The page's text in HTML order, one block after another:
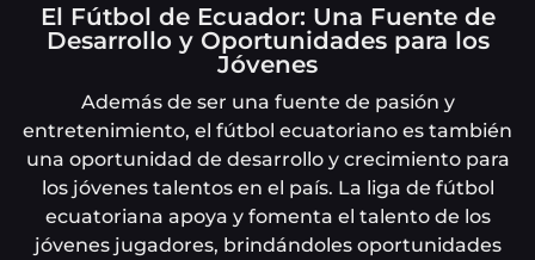
El Fútbol de Ecuador: Una Fuente de
Desarrollo y Oportunidades para los
Jóvenes
Además de ser una fuente de pasión y
entretenimiento, el fútbol ecuatoriano es también
una oportunidad de desarrollo y crecimiento para
los jóvenes talentos en el país. La liga de fútbol
ecuatoriana apoya y fomenta el talento de los
jóvenes jugadores, brindándoles oportunidades